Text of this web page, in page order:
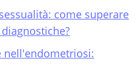
come superare
nell'endometriosi: